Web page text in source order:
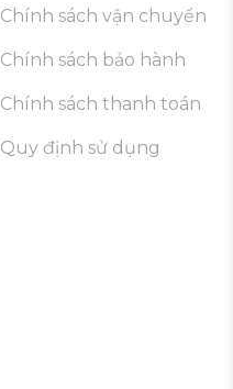
Chính sách vận chuyển
Chính sách bảo hành
Chính sách thanh toán
Quy định sử dụng